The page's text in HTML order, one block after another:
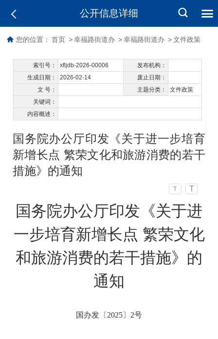
公开信息详细
您的位置： 首页 > 幸福路街道办 > 幸福路街道办 > 文件政策
索引号： xfljdb-2026-00006
发布机构：
生成日期：
2026-02-14
废止日期：
文 号：
主题分类：
文件政策
关键词：
内容概述：
国务院办公厅印发《关于进一步培育
新增长点 繁荣文化和旅游消费的若干
措施》的通知
T T
国务院办公厅印发《关于进
一步培育新增长点 繁荣文化
和旅游消费的若干措施》的
通知
国办发〔2025〕2号